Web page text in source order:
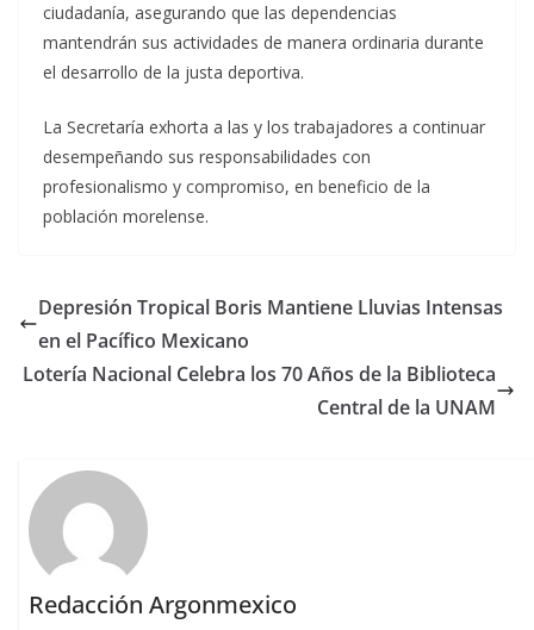
ciudadanía, asegurando que las dependencias
mantendrán sus actividades de manera ordinaria durante
el desarrollo de la justa deportiva.
La Secretaría exhorta a las y los trabajadores a continuar
desempeñando sus responsabilidades con
profesionalismo y compromiso, en beneficio de la
población morelense.
Depresión Tropical Boris Mantiene Lluvias Intensas
en el Pacífico Mexicano
Lotería Nacional Celebra los 70 Años de la Biblioteca
Central de la UNAM
Redacción Argonmexico